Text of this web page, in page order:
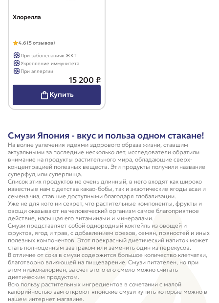
Хлорелла
4.6 (5 отзывов)
При заболеваниях ЖКТ
Укрепление иммунитета
При аллергии
15 200 ₽
Купить
Смузи Япония - вкус и польза одном стакане!
На волне увлечения идеями здорового образа жизни, ставшим
актуальными за последние несколько лет, исследователи обратили
внимание на продукты растительного мира, обладающие сверх-
концентрацией полезных веществ. Эти продукты получили название
суперфуд или суперпища.
Список этих продуктов не очень длинный, в него входят как широко
известные нам с детства какао-бобы, так и экзотические ягоды асаи и
семена чиа, ставшие доступными благодаря глобализации.
Уже не для кого ни секрет, что растительные компоненты, фрукты и
овощи оказывают на человеческий организм самое благоприятное
действие, насыщая его витаминами и минералами.
Смузи представляет собой однородный коктейль из овощей и
фруктов, ягод и трав, с добавлением орехов, семян, пряностей и иных
полезных компонентов. Этот прекрасный диетический напиток может
стать полноценным завтраком или заменить один из перекусов.
В отличие от сока в смузи содержится большое количество клетчатки,
благотворно влияющей на пищеварение. Смузи питателен, но при
этом низкокалориен, за счет этого его смело можно считать
диетическим продуктом.
Всю пользу растительных ингредиентов в сочетании с малой
калорийностью вам откроют японские смузи купить которые можно в
нашем интернет магазине.